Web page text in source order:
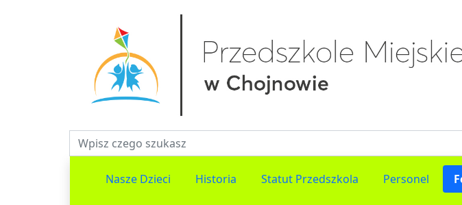
Fraza do wyszukiwania
Nasze Dzieci Historia Statut Przedszkola Personel